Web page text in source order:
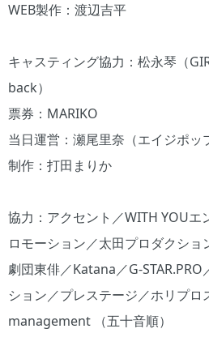
WEB製作：渡辺吉平
キャスティング協力：松永琴（
back）
票券：MARIKO
当日運営：瀬尾里奈（エイジポッ
制作：打田まりか
協力：アクセント／WITH YOUエ
ロモーション／太田プロダクショ
劇団東俳／Katana／G-
ション／プレステージ／ホリプ
management （五十音順）